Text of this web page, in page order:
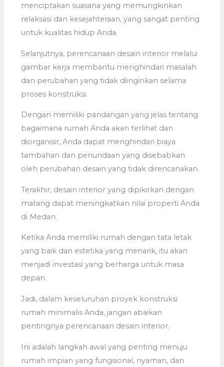
menciptakan suasana yang memungkinkan
relaksasi dan kesejahteraan, yang sangat penting
untuk kualitas hidup Anda.
Selanjutnya, perencanaan desain interior melalui
gambar kerja membantu menghindari masalah
dan perubahan yang tidak diinginkan selama
proses konstruksi.
Dengan memiliki pandangan yang jelas tentang
bagaimana rumah Anda akan terlihat dan
diorganisir, Anda dapat menghindari biaya
tambahan dan penundaan yang disebabkan
oleh perubahan desain yang tidak direncanakan.
Terakhir, desain interior yang dipikirkan dengan
matang dapat meningkatkan nilai properti Anda
di Medan.
Ketika Anda memiliki rumah dengan tata letak
yang baik dan estetika yang menarik, itu akan
menjadi investasi yang berharga untuk masa
depan.
Jadi, dalam keseluruhan proyek konstruksi
rumah minimalis Anda, jangan abaikan
pentingnya perencanaan desain interior.
Ini adalah langkah awal yang penting menuju
rumah impian yang fungsional, nyaman, dan